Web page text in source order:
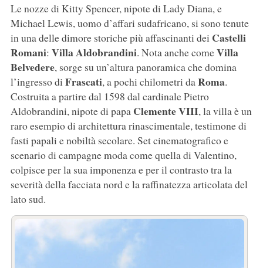
Le nozze di Kitty Spencer, nipote di Lady Diana, e
Michael Lewis, uomo d’affari sudafricano, si sono tenute
in una delle dimore storiche più affascinanti dei Castelli
Romani: Villa Aldobrandini. Nota anche comeVilla
Belvedere, sorge su un’altura panoramica che domina
l’ingresso di Frascati, a pochi chilometri da Roma.
Costruita a partire dal 1598 dal cardinale Pietro
Aldobrandini, nipote di papa Clemente VIII, la villa è un
raro esempio di architettura rinascimentale, testimone di
fasti papali e nobiltà secolare. Set cinematografico e
scenario di campagne moda come quella di Valentino,
colpisce per la sua imponenza e per il contrasto tra la
severità della facciata nord e la raffinatezza articolata del
lato sud.